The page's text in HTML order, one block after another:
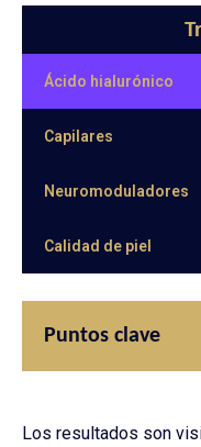
Ácido hialurónico
Capilares
Neuromoduladores
Calidad de piel
Puntos clave
Los resultados son